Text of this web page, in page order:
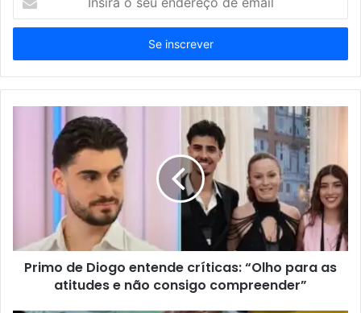
seu
de
email
Primo de Diogo entende críticas: “Olho para as
atitudes e não consigo compreender”